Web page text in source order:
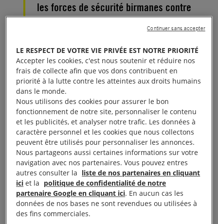
les forces de sécurité birmanes contre
les minorités ethniques dont les
La Mission d’établissement des faits des Nations
unies sur leMyanmar, composée d’experts
indépendants nommés par le Conseil des droits de
l’homme, a rendu publiques ses conclusions et
recommandations.
Un rapport encore plus détaillé doit suivre dans les
prochaines semaines.
À lire aussi : Un an après, toujours pas de justice pour les
Rohingyas
LE RESPECT DE VOTRE VIE PRIVÉE EST NOTRE PRIORITÉ
Accepter les cookies, c'est nous soutenir et réduire nos
frais de collecte afin que vos dons contribuent en
priorité à la lutte contre les atteintes aux droits humains
dans le monde.
Nous utilisons des cookies pour assurer le bon
fonctionnement de notre site, personnaliser le contenu
et les publicités, et analyser notre trafic. Les données à
caractère personnel et les cookies que nous collectons
peuvent être utilisés pour personnaliser les annonces.
Nous partageons aussi certaines informations sur votre
navigation avec nos partenaires. Vous pouvez entres
autres consulter la liste de nos partenaires en cliquant
ici et la politique de confidentialité de notre
partenaire Google en cliquant ici. En aucun cas les
données de nos bases ne sont revendues ou utilisées à
des fins commerciales.
Continuer sans accepter